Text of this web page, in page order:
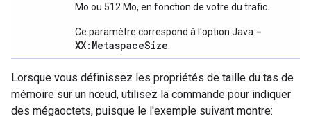
Mo ou 512 Mo, en fonction de votre du trafic.
Ce paramètre correspond à l'option Java -
XX:MetaspaceSize
Lorsque vous définissez les propriétés de taille du tas de
mémoire sur un nœud, utilisez la commande pour indiquer
des mégaoctets, puisque le l'exemple suivant montre: